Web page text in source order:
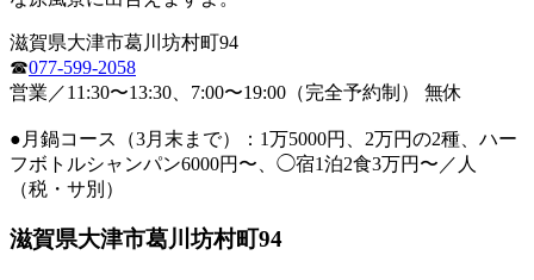
滋賀県大津市葛川坊村町94
☎077-599-2058
営業／11:30〜13:30、7:00〜19:00（完全予約制） 無休
●月鍋コース（3月末まで）：1万5000円、2万円の2種、ハー
フボトルシャンパン6000円〜、◯宿1泊2食3万円〜／人
（税・サ別）
滋賀県大津市葛川坊村町94